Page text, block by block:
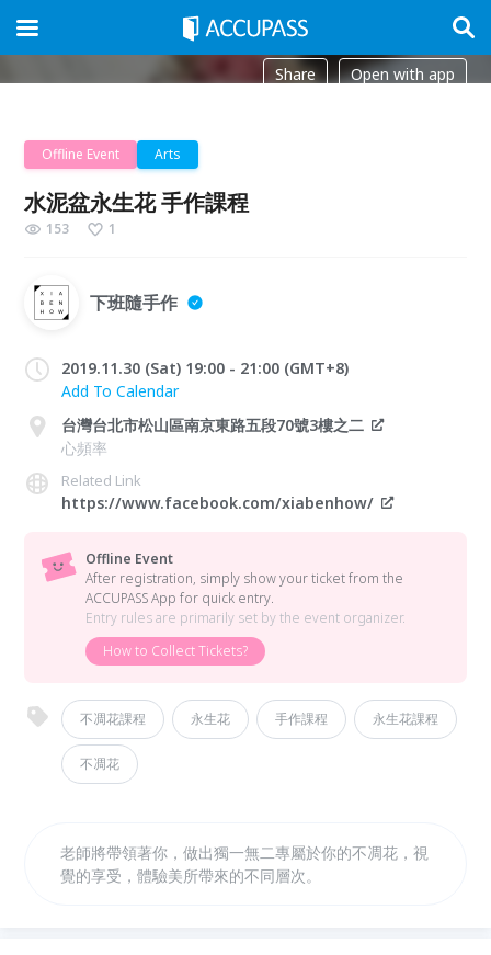
Share Open with app
Offline Event Arts
水泥盆永生花 手作課程
153 1
下班隨手作
2019.11.30 (Sat) 19:00 - 21:00 (GMT+8)
Add To Calendar
台灣台北市松山區南京東路五段70號3樓之二
心頻率
Related Link
https://www.facebook.com/xiabenhow/
Offline Event
After registration, simply show your ticket from the
ACCUPASS App for quick entry.
Entry rules are primarily set by the event organizer.
How to Collect Tickets?
不凋花課程 永生花 手作課程 永生花課程
不凋花
老師將帶領著你，做出獨一無二專屬於你的不凋花，視
覺的享受，體驗美所帶來的不同層次。